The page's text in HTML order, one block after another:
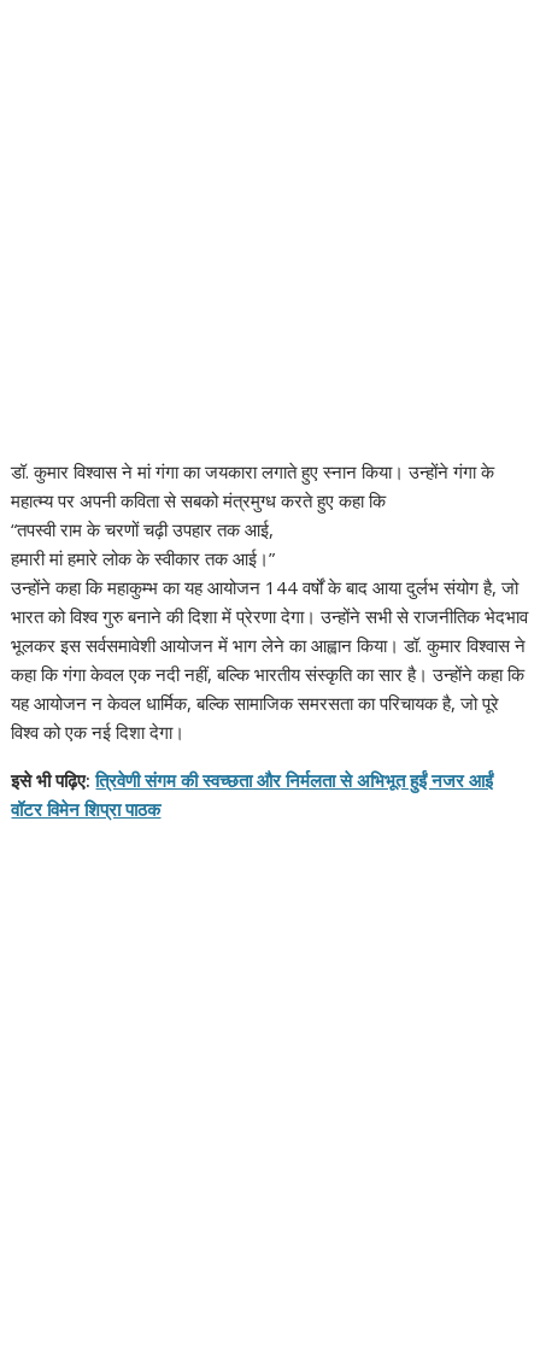
डॉ. कुमार विश्वास ने मां गंगा का जयकारा लगाते हुए स्नान किया। उन्होंने गंगा के
महात्म्य पर अपनी कविता से सबको मंत्रमुग्ध करते हुए कहा कि
“तपस्वी राम के चरणों चढ़ी उपहार तक आई,
हमारी मां हमारे लोक के स्वीकार तक आई।”
उन्होंने कहा कि महाकुम्भ का यह आयोजन 144 वर्षों के बाद आया दुर्लभ संयोग है, जो
भारत को विश्व गुरु बनाने की दिशा में प्रेरणा देगा। उन्होंने सभी से राजनीतिक भेदभाव
भूलकर इस सर्वसमावेशी आयोजन में भाग लेने का आह्वान किया। डॉ. कुमार विश्वास ने
कहा कि गंगा केवल एक नदी नहीं, बल्कि भारतीय संस्कृति का सार है। उन्होंने कहा कि
यह आयोजन न केवल धार्मिक, बल्कि सामाजिक समरसता का परिचायक है, जो पूरे
विश्व को एक नई दिशा देगा।
इसे भी पढ़िए:त्रिवेणी संगम की स्वच्छता और निर्मलता से अभिभूत हुईं नजर आईं
वॉटर विमेन शिप्रा पाठक